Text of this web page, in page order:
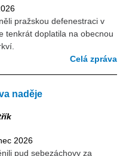
pražskou defenestraci v
tenkrát doplatila na obecnou
Celá zpráva
naděje
2026
pud sebezáchovy za